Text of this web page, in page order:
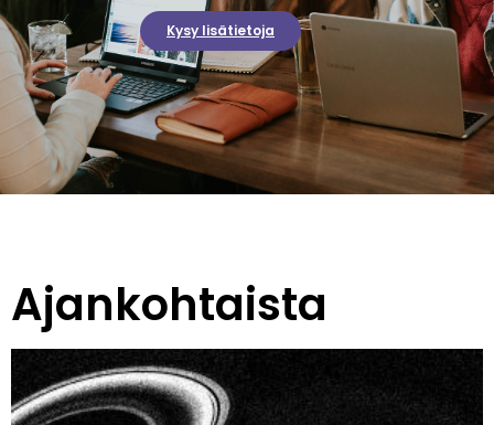
Kysy lisätietoja
Ajankohtaista